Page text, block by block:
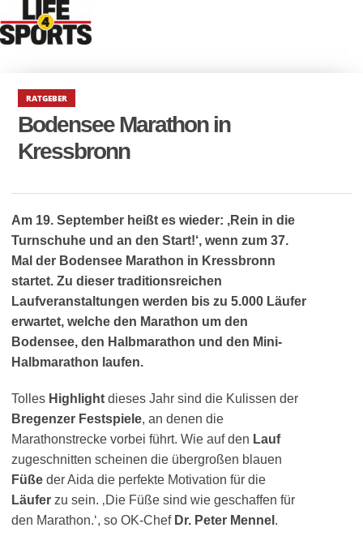
RATGEBER
Bodensee Marathon in
Kressbronn
Am 19. September heißt es wieder: ‚Rein in die
Turnschuhe und an den Start!‘, wenn zum 37.
Mal der Bodensee Marathon in Kressbronn
startet. Zu dieser traditionsreichen
Laufveranstaltungen werden bis zu 5.000 Läufer
erwartet, welche den Marathon um den
Bodensee, den Halbmarathon und den Mini-
Halbmarathon laufen.
Tolles Highlight dieses Jahr sind die Kulissen der
Bregenzer Festspiele, an denen die
Marathonstrecke vorbei führt. Wie auf den Lauf
zugeschnitten scheinen die übergroßen blauen
Füße der Aida die perfekte Motivation für die
Läufer zu sein. ‚Die Füße sind wie geschaffen für
den Marathon.‘, so OK-Chef Dr. Peter Mennel .